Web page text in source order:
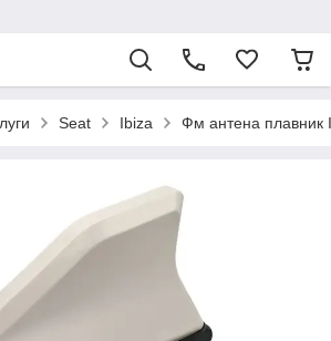
Seat Ibiza Фм антена плавник